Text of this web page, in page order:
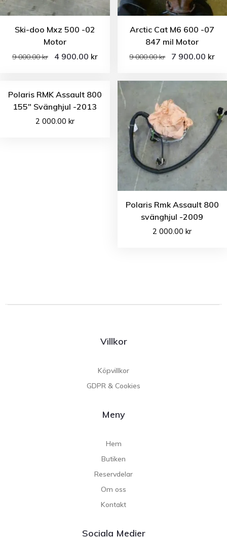
Ski-doo Mxz 500 -02
Motor
9 000.00kr 4 900.00 kr
Arctic Cat M6 600 -07
847 mil Motor
9 000.00kr 7 900.00 kr
Polaris RMK Assault 800
155″ Svänghjul -2013
2 000.00 kr
Polaris Rmk Assault 800
svänghjul -2009
2 000.00kr
Villkor
Köpvillkor
GDPR & Cookies
Meny
Hem
Butiken
Reservdelar
Om oss
Kontakt
Sociala Medier